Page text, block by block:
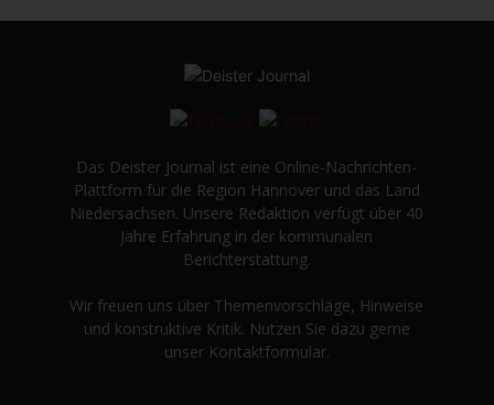
Das Deister Journal ist eine Online-Nachrichten-
Plattform für die Region Hannover und das Land
Niedersachsen. Unsere Redaktion verfügt über 40
Jahre Erfahrung in der kommunalen
Berichterstattung.
Wir freuen uns über Themenvorschläge, Hinweise
und konstruktive Kritik. Nutzen Sie dazu gerne
unser Kontaktformular.